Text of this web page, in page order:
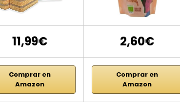
11,99€ 2,60€
Comprar en
Amazon
Comprar en
Amazon